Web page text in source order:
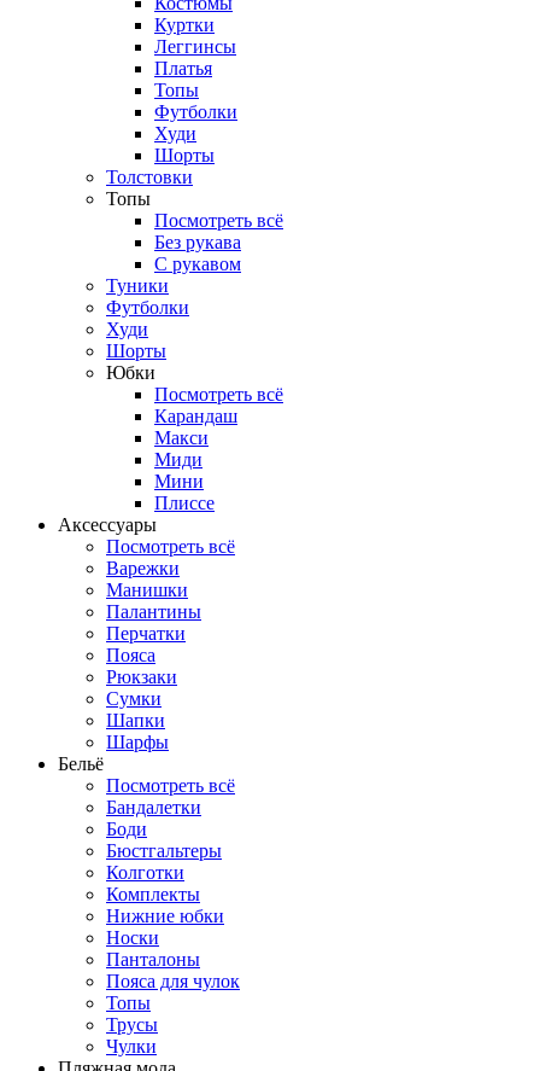
Куртки
Леггинсы
Платья
Топы
Футболки
Худи
Шорты
Толстовки
Топы
Посмотреть всё
Без рукава
С рукавом
Туники
Футболки
Худи
Шорты
Юбки
Посмотреть всё
Карандаш
Макси
Миди
Мини
Плиссе
Аксессуары
Посмотреть всё
Варежки
Манишки
Палантины
Перчатки
Пояса
Рюкзаки
Сумки
Шапки
Шарфы
Бельё
Посмотреть всё
Бандалетки
Боди
Бюстгальтеры
Колготки
Комплекты
Нижние юбки
Носки
Панталоны
Поясa для чулок
Топы
Трусы
Чулки